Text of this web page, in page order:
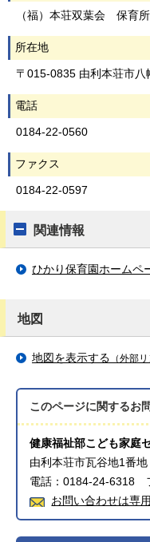
（福）本荘双葉会 保育所
所在地
〒015-0835 由利本荘市八
電話
0184-22-0560
ファクス
0184-22-0597
関連情報
ひかり保育園ホームペ
地図
地図を表示する （外部リ
このページに関するお
健康福祉部こども家庭
由利本荘市瓦谷地1番地
電話：0184-24-6318
お問い合わせは専